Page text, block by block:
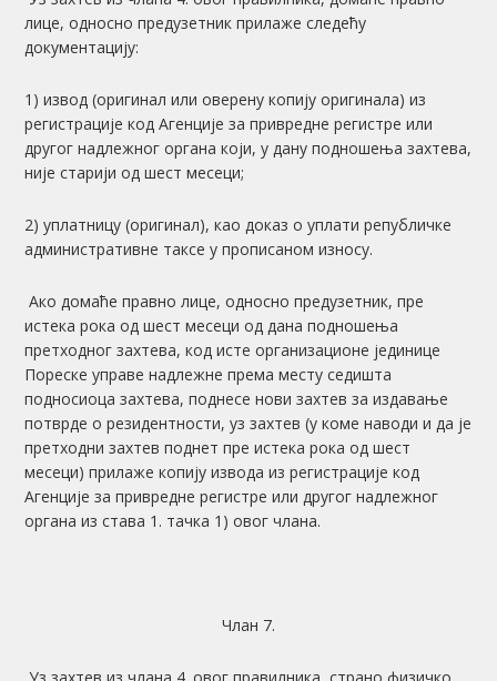
лице, односно предузетник прилаже следећу
документацију:
1) извод (оригинал или оверену копију оригинала) из
регистрације код Агенције за привредне регистре или
другог надлежног органа који, у дану подношења захтева,
није старији од шест месеци;
2) уплатницу (оригинал), као доказ о уплати републичке
административне таксе у прописаном износу.
Ако домаће правно лице, односно предузетник, пре
истека рока од шест месеци од дана подношења
претходног захтева, код исте организационе јединице
Пореске управе надлежне према месту седишта
подносиоца захтева, поднесе нови захтев за издавање
потврде о резидентности, уз захтев (у коме наводи и да је
претходни захтев поднет пре истека рока од шест
месеци) прилаже копију извода из регистрације код
Агенције за привредне регистре или другог надлежног
органа из става 1. тачка 1) овог члана.
Члан 7.